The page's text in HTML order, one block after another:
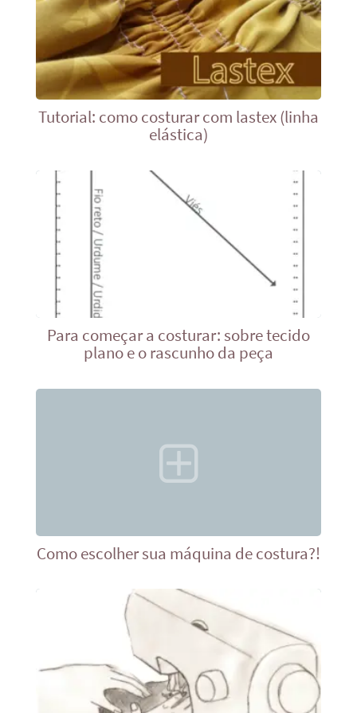
Tutorial: como costurar com lastex (linha
elástica)
Para começar a costurar: sobre tecido
plano e o rascunho da peça
Como escolher sua máquina de costura?!